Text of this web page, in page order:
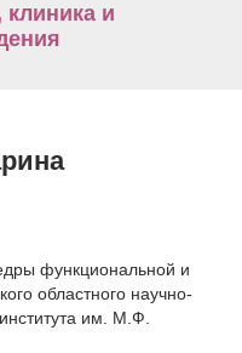
клиника и
функциональной и
областного научно-
им. М.Ф.